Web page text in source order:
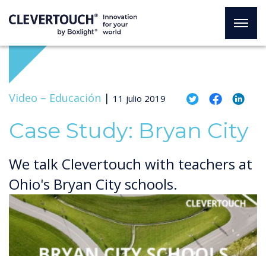
Video – Educación | 11 julio 2019
Case Study: Bryan City
We talk Clevertouch with teachers at
Ohio's Bryan City schools.